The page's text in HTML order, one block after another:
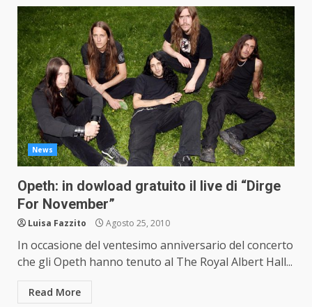
News
Opeth: in dowload gratuito il live di “Dirge
For November”
Luisa Fazzito Agosto 25, 2010
In occasione del ventesimo anniversario del concerto
che gli Opeth hanno tenuto al The Royal Albert Hall...
Read More